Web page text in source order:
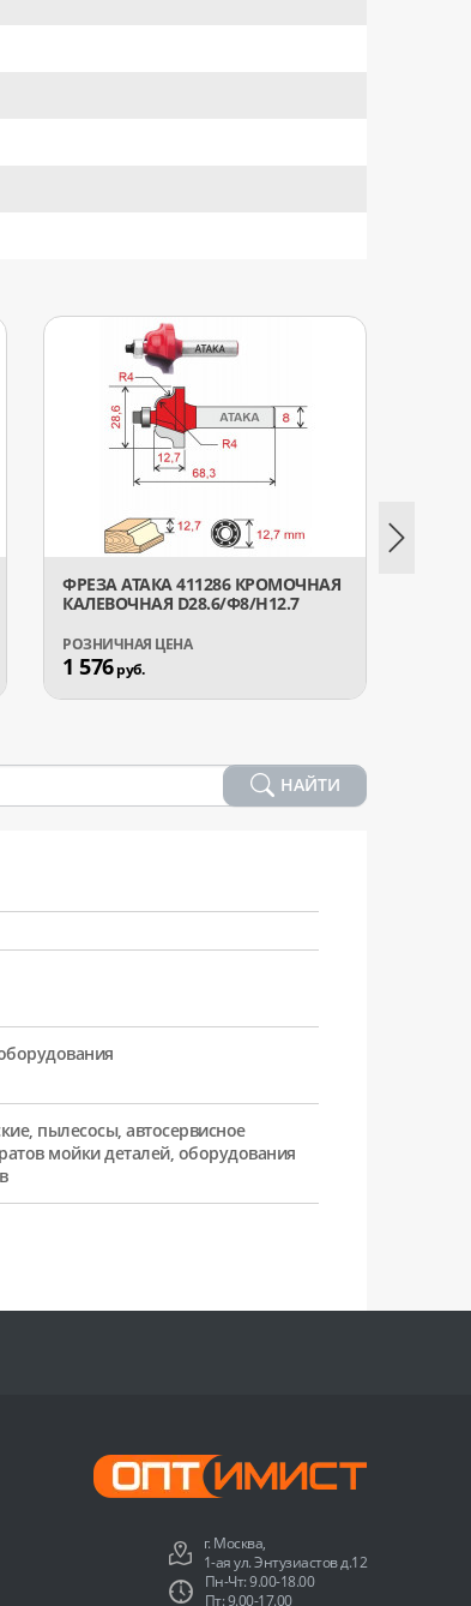
ФРЕЗА АТАКА 411286 КРОМОЧНАЯ
КАЛЕВОЧНАЯ D28.6/Ф8/H12.7
1 576руб.
НАЙТИ
пылесосы, автосервисное
мойки деталей, оборудования
г. Москва,
1-ая ул. Энтузиастов д.12
Пн-Чт: 9.00-18.00
Пт: 9.00-17.00